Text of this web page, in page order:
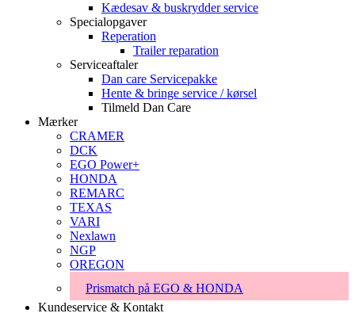
Kædesav & buskrydder service
Specialopgaver
Reperation
Trailer reparation
Serviceaftaler
Dan care Servicepakke
Hente & bringe service / kørsel
Tilmeld Dan Care
Mærker
CRAMER
DCK
EGO Power+
HONDA
REMARC
TEXAS
VARI
Nexlawn
NGP
OREGON
Prismatch på EGO & HONDA
Kundeservice & Kontakt